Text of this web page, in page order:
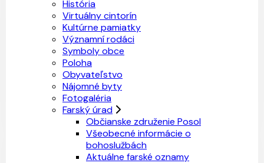
História
Virtuálny cintorín
Kultúrne pamiatky
Významní rodáci
Symboly obce
Poloha
Obyvateľstvo
Nájomné byty
Fotogaléria
Farský úrad
Občianske združenie Posol
Všeobecné informácie o
bohoslužbách
Aktuálne farské oznamy